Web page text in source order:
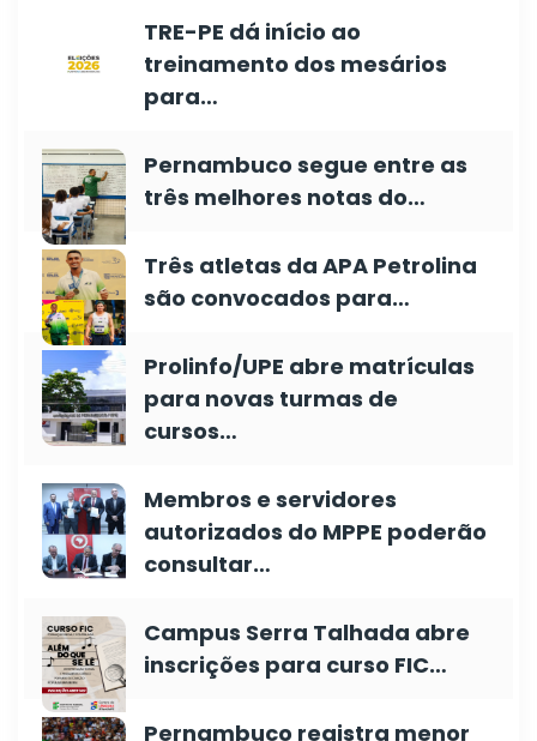
TRE-PE dá início ao
treinamento dos mesários
para…
Pernambuco segue entre as
três melhores notas do…
Três atletas da APA Petrolina
são convocados para…
Prolinfo/UPE abre matrículas
para novas turmas de
cursos…
Membros e servidores
autorizados do MPPE poderão
consultar…
Campus Serra Talhada abre
inscrições para curso FIC…
Pernambuco registra menor